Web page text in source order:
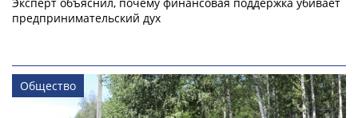
предпринимательский дух
Общество